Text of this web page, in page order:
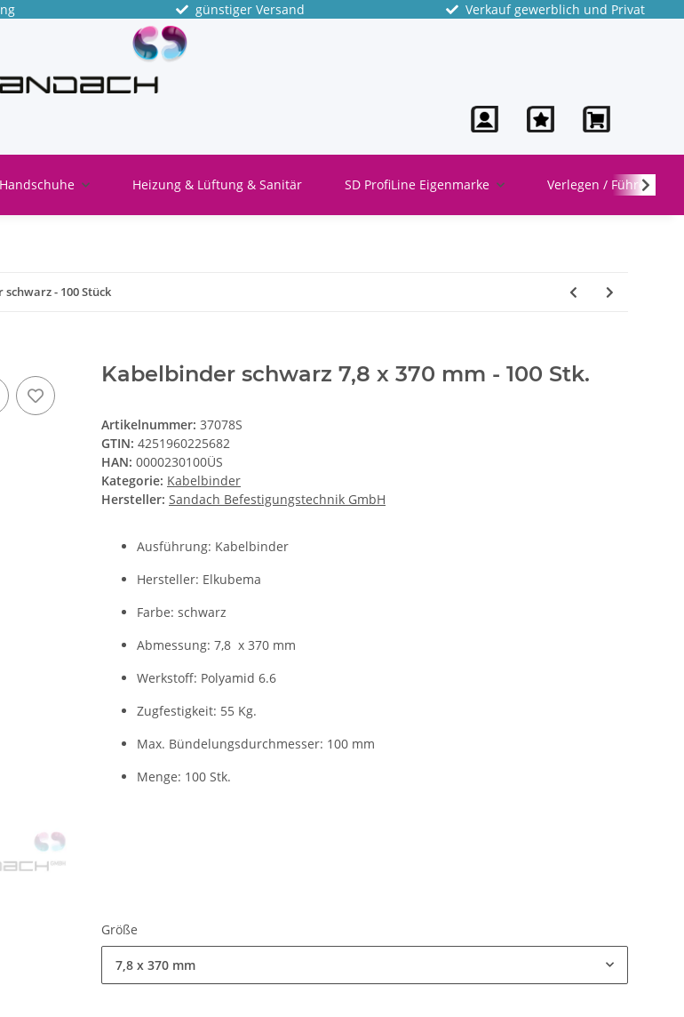
günstiger Versand Verkauf gewerblich und Privat
Handschuhe Heizung & Lüftung & Sanitär SD ProfiLine Eigenmarke Verlegen / Führen
- 100 Stück
Kabelbinder schwarz 7,8 x 370 mm - 100 Stk.
Artikelnummer: 37078S
GTIN: 4251960225682
HAN: 0000230100ÜS
Kategorie: Kabelbinder
Hersteller: Sandach Befestigungstechnik GmbH
Ausführung: Kabelbinder
Hersteller: Elkubema
Farbe: schwarz
Abmessung: 7,8 x 370 mm
Werkstoff: Polyamid 6.6
Zugfestigkeit: 55 Kg.
Max. Bündelungsdurchmesser: 100 mm
Menge: 100 Stk.
Größe
7,8 x 370 mm